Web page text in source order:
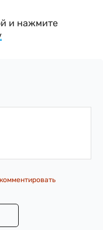
и нажмите